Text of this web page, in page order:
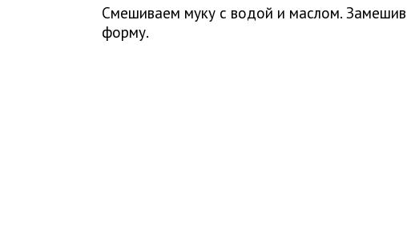
Смешиваем муку с водой и маслом.
форму.